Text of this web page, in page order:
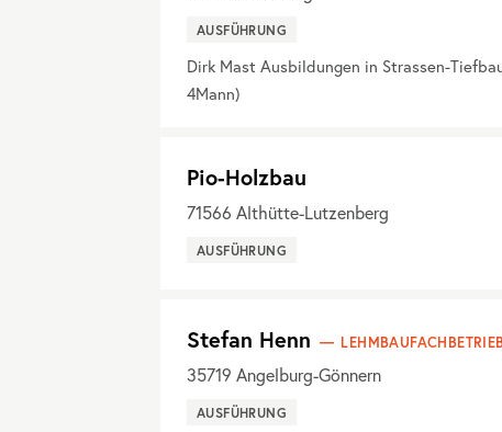
AUSFÜHRUNG
Dirk Mast Ausbildungen in Strassen-
4Mann)
Pio-Holzbau
71566 Althütte-Lutzenberg
AUSFÜHRUNG
Stefan Henn
35719 Angelburg-Gönnern
AUSFÜHRUNG